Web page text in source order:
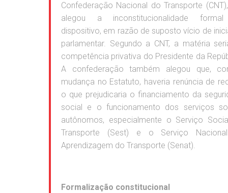
Confederação Nacional do Transporte
alegou a inconstitucionalidade
dispositivo, em razão de suposto vício de
parlamentar. Segundo a CNT, a matéria
competência privativa do Presidente da
A confederação também alegou que,
mudança no Estatuto, haveria renúncia de
o que prejudicaria o financiamento da
social e o funcionamento dos serviços
autônomos, especialmente o Serviço
Transporte (Sest) e o Serviço
Aprendizagem do Transporte (Senat).
Formalização constitucional